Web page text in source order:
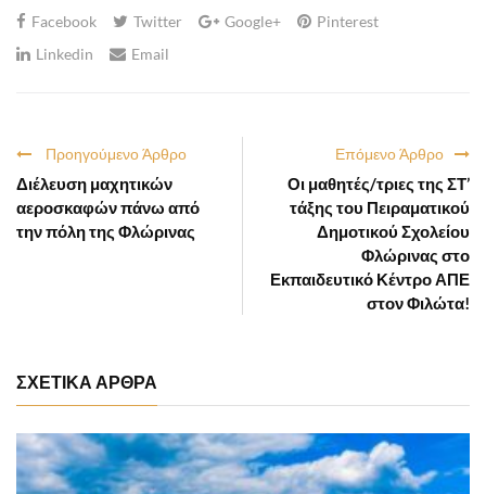
Facebook Twitter Google+
Pinterest
Linkedin
Email
Επόμενο Άρθρο
Οι μαθητές/τριες της ΣΤ’
τάξης του Πειραματικού
Δημοτικού Σχολείου
Φλώρινας στο
Εκπαιδευτικό Κέντρο ΑΠΕ
στον Φιλώτα!
Προηγούμενο Άρθρο
Διέλευση μαχητικών
αεροσκαφών πάνω από
την πόλη της Φλώρινας
ΣΧΕΤΙΚΑ ΑΡΘΡΑ